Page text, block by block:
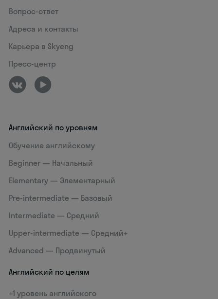
Вопрос-ответ
Адреса и контакты
Карьера в Skyeng
Пресс-центр
Английский по уровням
Обучение английскому
Beginner — Начальный
Elementary — Элементарный
Pre-intermediate — Базовый
Intermediate — Средний
Upper-intermediate — Средний+
Advanced — Продвинутый
Английский по целям
+1 уровень английского